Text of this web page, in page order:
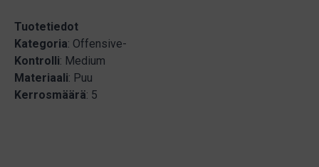
Tuotetiedot
Kategoria: Offensive-
Kontrolli: Medium
Materiaali: Puu
Kerrosmäärä: 5